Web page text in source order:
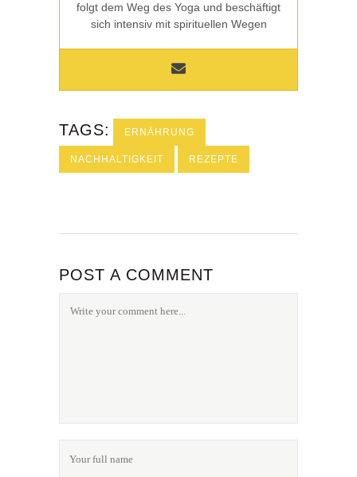
folgt dem Weg des Yoga und beschäftigt
sich intensiv mit spirituellen Wegen
TAGS: ERNÄHRUNG
NACHHALTIGKEIT REZEPTE
POST A COMMENT